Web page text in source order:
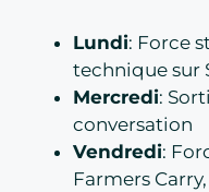
Lundi: Force
technique sur
Mercredi:
conversation
Vendredi:
Farmers